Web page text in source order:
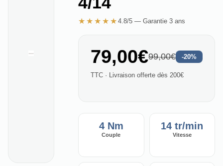
★★★★★ 4.8/5 — Garantie 3 ans
79,00€99,00€ -20%
TTC · Livraison offerte dès 200€
4 Nm
Couple
14 tr/min
Vitesse